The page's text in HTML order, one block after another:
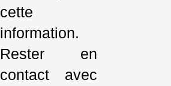
cette
information.
Rester en
contact avec